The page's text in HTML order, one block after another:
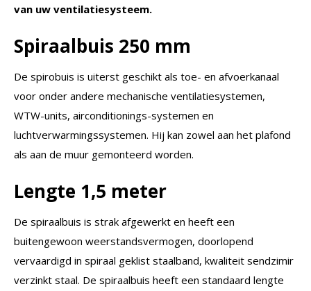
van uw ventilatiesysteem.
Spiraalbuis 250 mm
De spirobuis is uiterst geschikt als toe- en afvoerkanaal
voor onder andere mechanische ventilatiesystemen,
WTW-units, airconditionings-systemen en
luchtverwarmingssystemen. Hij kan zowel aan het plafond
als aan de muur gemonteerd worden.
Lengte 1,5 meter
De spiraalbuis is strak afgewerkt en heeft een
buitengewoon weerstandsvermogen, doorlopend
vervaardigd in spiraal geklist staalband, kwaliteit sendzimir
verzinkt staal. De spiraalbuis heeft een standaard lengte